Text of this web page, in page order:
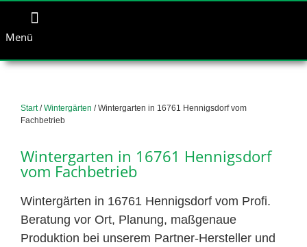
Menü
Start/Wintergärten / Wintergarten in 16761 Hennigsdorf vom
Fachbetrieb
Wintergarten in 16761 Hennigsdorf
vom Fachbetrieb
Wintergärten in 16761 Hennigsdorf vom Profi.
Beratung vor Ort, Planung, maßgenaue
Produktion bei unserem Partner-Hersteller und